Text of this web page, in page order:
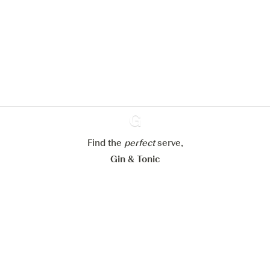
Ginventory
Find the perfectserve,
Gin & Tonic
Paramétrer mes cookies
Refuser tout Accepter tout